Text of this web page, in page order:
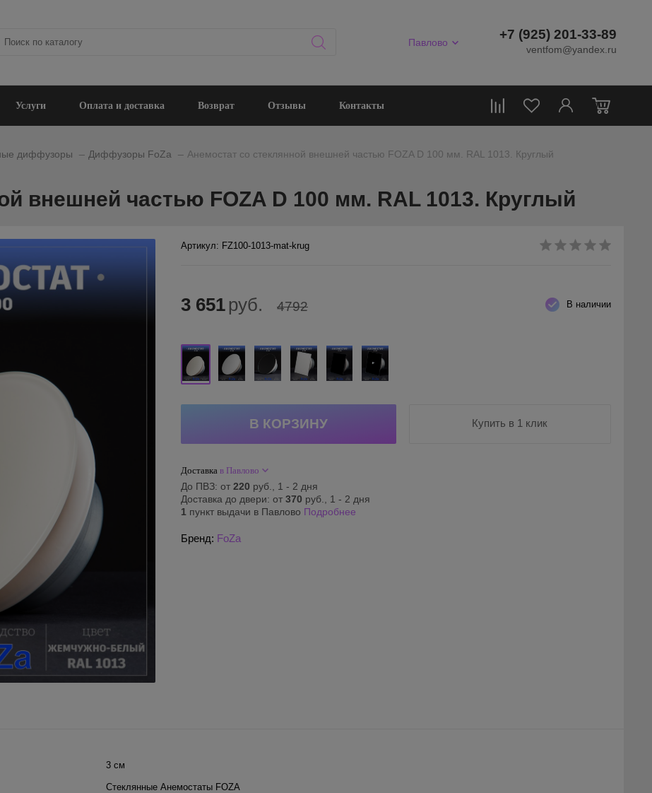
Павлово
+7 (925) 201-33-89
ventfom@yandex.ru
0
Услуги Оплата и доставка Возврат Отзывы Контакты
диффузоры Диффузоры FoZa Анемостат со стеклянной внешней частью FOZA D 100 мм. RAL 1013. Круглый
внешней частью FOZA D 100 мм. RAL 1013. Круглый
Артикул: FZ100-1013-mat-krug
В наличии
3 651 руб. 4792
Купить в 1 клик
Доставка в Павлово
До ПВЗ: от 220 руб., 1 - 2 дня
Доставка до двери: от 370 руб., 1 - 2 дня
1 пункт выдачи в Павлово Подробнее
Бренд: FoZa
3 см
Стеклянные Анемостаты FOZA